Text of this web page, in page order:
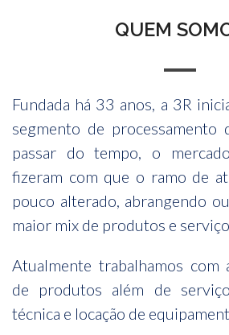
QUEM
Fundada há 33 anos, a 3R
segmento de processamento
passar do tempo, o
fizeram com que o ramo de
pouco alterado, abrangendo
maior mix de produtos e
Atualmente trabalhamos com
de produtos além de
técnica e locação de